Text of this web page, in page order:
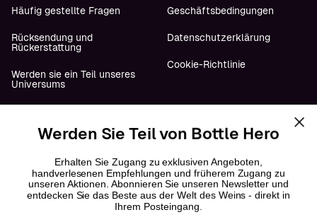
Häufig gestellte Fragen
Rücksendung und
Rückerstattung
Werden sie ein Teil unseres
Universums
Geschäftsbedingungen
Datenschutzerklärung
Cookie-Richtlinie
Folge uns
Instagram
Werden Sie Teil von Bottle Hero
Erhalten Sie Zugang zu exklusiven Angeboten,
handverlesenen Empfehlungen und früherem Zugang zu
unseren Aktionen. Abonnieren Sie unseren Newsletter und
entdecken Sie das Beste aus der Welt des Weins - direkt in
Ihrem Posteingang.